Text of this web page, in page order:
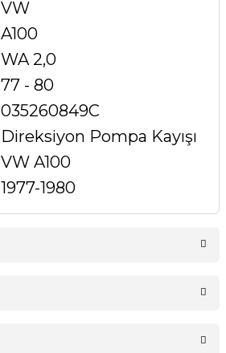
VW
A100
WA 2,0
77 - 80
035260849C
Direksiyon Pompa Kayışı
VW A100
1977-1980